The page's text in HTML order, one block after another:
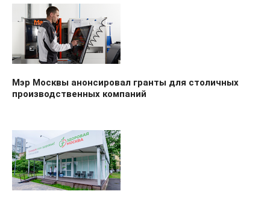
Мэр Москвы анонсировал гранты для столичных
производственных компаний